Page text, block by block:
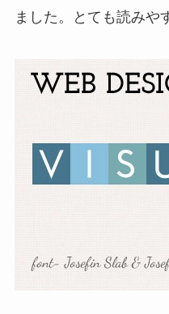
ました。とても読みや